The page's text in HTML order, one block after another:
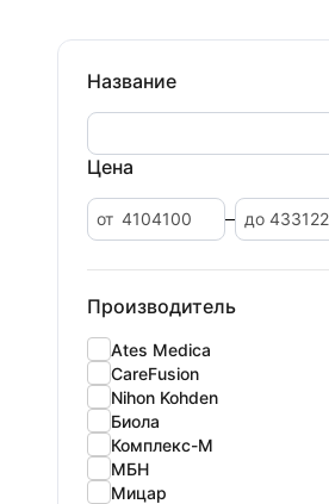
Название
Цена
от до
Производитель
Ates Medica
CareFusion
Nihon Kohden
Биола
Комплекс-М
МБН
Мицар